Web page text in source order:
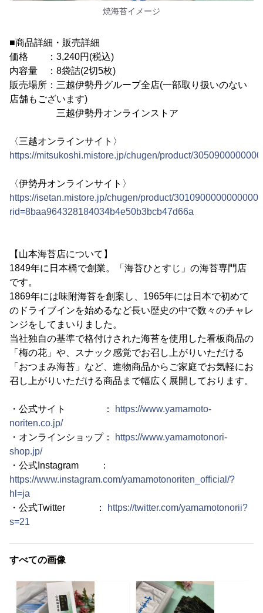
焼海苔イメージ
■商品詳細・販売詳細
価格 ：3,240円(税込)
内容量 ：8袋詰(2切5枚)
販売場所：三越伊勢丹グループ全店(一部取り扱いのない
店舗もございます)
三越伊勢丹オンラインストア
〈三越オンラインサイト〉
https://mitsukoshi.mistore.jp/chugen/product/
〈伊勢丹オンラインサイト〉
https://isetan.mistore.jp/chugen/product/
rid=8baa964328184034b4e50b3bcb47d66a
【山本海苔店について】
1849年に日本橋で創業。「海苔ひとすじ」の海苔専門店
です。
1869年には味附海苔を創案し、1965年には日本で初めて
のドライブインを始めるなど長い歴史の中で数々のチャレ
ンジをしてまいりました。
当社独自の基準で格付けされた海苔を使用した看板商品の
「梅の花」や、スナック感覚でお召し上がりいただける
「おつまみ海苔」など、進物商品からご家庭でお気軽にお
召し上がりいただける商品まで幅広く展開しております。
・公式サイト ：
https://www.yamamoto-
noriten.co.jp/
・オンラインショップ：
https://www.yamamotonori-
shop.jp/
・公式Instagram ：
https://www.instagram.com/yamamotonoriten_official/?
hl=ja
・公式Twitter ：
https://twitter.com/yamamotonorii?
s=21
すべての画像